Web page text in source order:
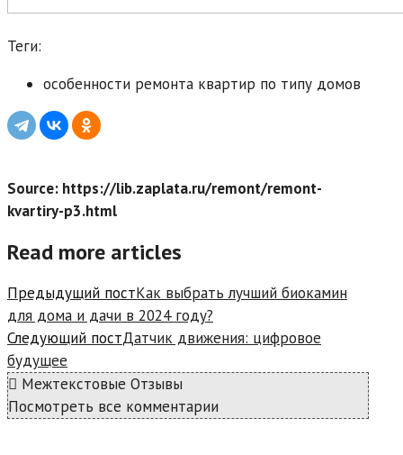
Теги:
особенности ремонта квартир по типу домов
Source: https://lib.zaplata.ru/remont/remont-
kvartiry-p3.html
Read more articles
Предыдущий постКак выбрать лучший биокамин
для дома и дачи в 2024 году?
Следующий постДатчик движения: цифровое
будущее
Межтекстовые Отзывы
Посмотреть все комментарии